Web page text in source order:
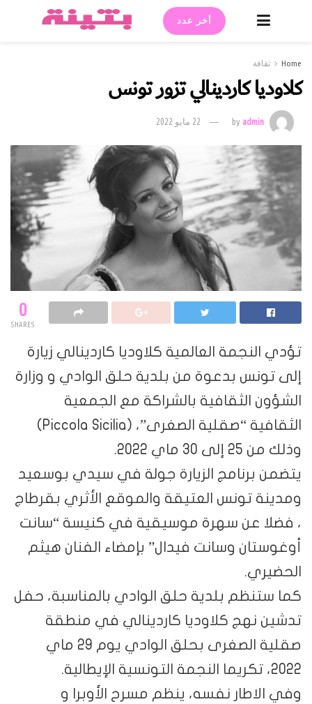
أخر عدد
كاردينالي تزور تونس
by 22 مايو 2022
0
SHARES
العالمية كلاوديا كاردينالي زيارة
بدعوة من بلدية حلق الوادي و وزارة
بالشراكة مع الجمعية
الثقافية “صقلية الصغرى”، (Piccola Sicilia)
الزيارة جولة في سيدي بوسعيد
العتيقة والموقع الأثري بقرطاج
سهرة موسيقية في كنيسة “سانت
وسانت فيدال” بإمضاء الفنان هيثم
بلدية حلق الوادي بالمناسبة، حفل
كلاوديا كاردينالي في منطقة
صقلية الصغرى بحلق الوادي يوم 29 ماي
نفسه، ينظم مسرح الأوبرا و